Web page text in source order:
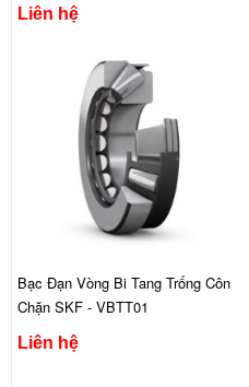
Liên hệ
Bạc Đạn Vòng Bi Tang Trống Côn
Chặn SKF - VBTT01
Liên hệ